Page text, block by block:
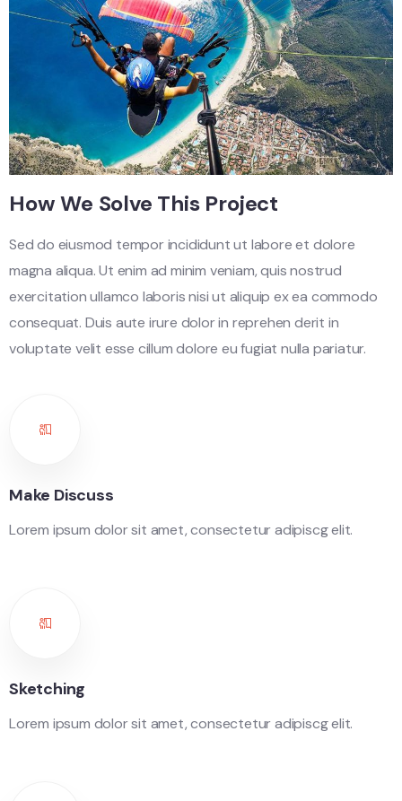
How We Solve This Project
Sed do eiusmod tempor incididunt ut labore et dolore
magna aliqua. Ut enim ad minim veniam, quis nostrud
exercitation ullamco laboris nisi ut aliquip ex ea commodo
consequat. Duis aute irure dolor in reprehen derit in
voluptate velit esse cillum dolore eu fugiat nulla pariatur.
Make Discuss
Lorem ipsum dolor sit amet, consectetur adipiscg elit.
Sketching
Lorem ipsum dolor sit amet, consectetur adipiscg elit.